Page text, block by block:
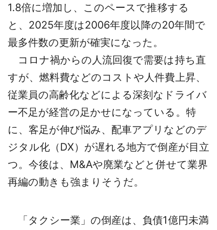
1.8倍に増加し、このペースで推移する
と、2025年度は2006年度以降の20年間で
最多件数の更新が確実になった。
コロナ禍からの人流回復で需要は持ち直
すが、燃料費などのコストや人件費上昇、
従業員の高齢化などによる深刻なドライバ
ー不足が経営の足かせになっている。特
に、客足が伸び悩み、配車アプリなどのデ
ジタル化（DX）が遅れる地方で倒産が目立
つ。今後は、M&Aや廃業などと併せて業界
再編の動きも強まりそうだ。
「タクシー業」の倒産は、負債1億円未満